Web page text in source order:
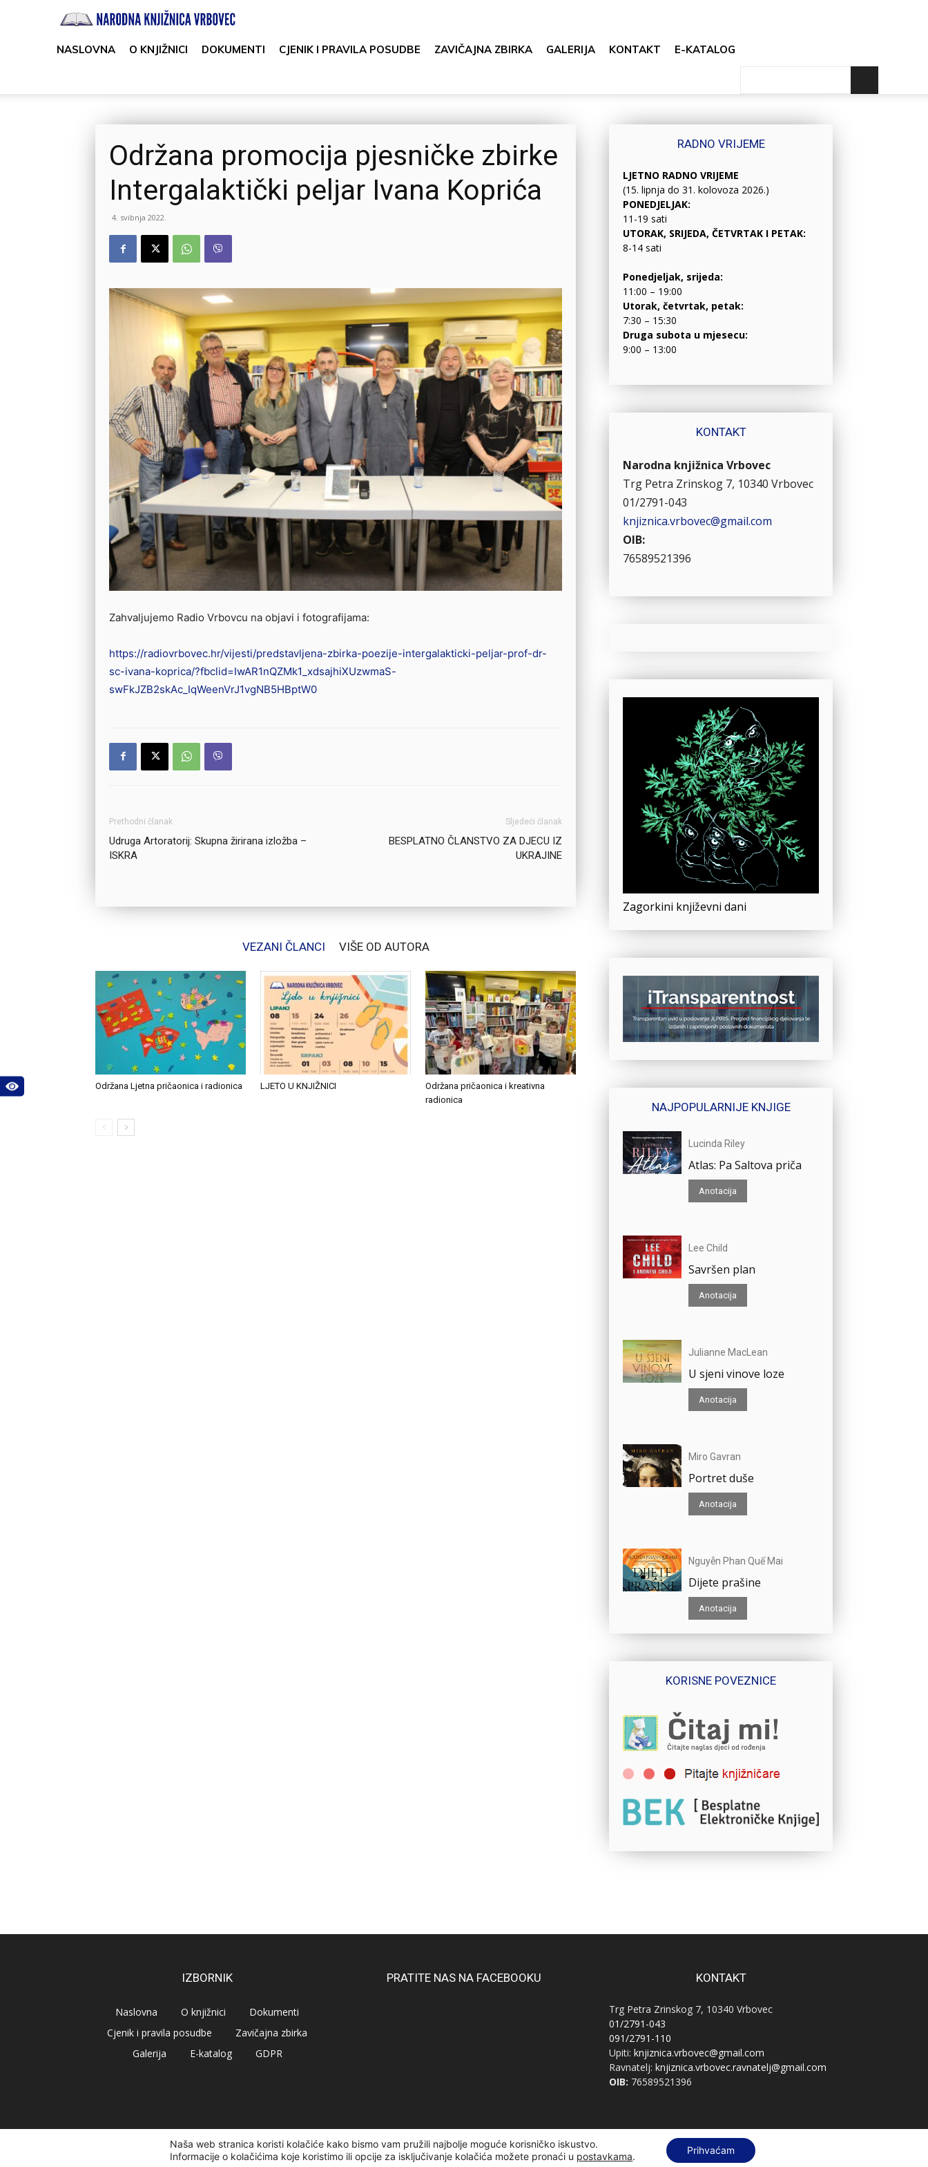
knjižnica
NASLOVNA O KNJIŽNICI DOKUMENTI CJENIK I PRAVILA POSUDBE ZAVIČAJNA ZBIRKA GALERIJA KONTAKT E-KATALOG
Održana promocija pjesničke zbirke
Intergalaktički peljar Ivana Koprića
4. svibnja 2022.
Zahvaljujemo Radio Vrbovcu na objavi i fotografijama:
https://radiovrbovec.hr/vijesti/predstavljena-zbirka-poezije-intergalakticki-peljar-prof-dr-
sc-ivana-koprica/?fbclid=IwAR1nQZMk1_xdsajhiXUzwmaS-
swFkJZB2skAc_IqWeenVrJ1vgNB5HBptW0
Prethodni članak
Udruga Artoratorij: Skupna žirirana izložba –
ISKRA
Sljedeći članak
BESPLATNO ČLANSTVO ZA DJECU IZ
UKRAJINE
VEZANI ČLANCI VIŠE OD AUTORA
Održana Ljetna pričaonica i radionica LJETO U KNJIŽNICI
Održana pričaonica i kreativna
radionica
RADNO VRIJEME
LJETNO RADNO VRIJEME
(15. lipnja do 31. kolovoza 2026.)
PONEDJELJAK:
11-19 sati
UTORAK, SRIJEDA, ČETVRTAK I PETAK:
8-14 sati
Ponedjeljak, srijeda:
11:00 – 19:00
Utorak, četvrtak, petak:
7:30 – 15:30
Druga subota u mjesecu:
9:00 – 13:00
KONTAKT
Narodna knjižnica Vrbovec
Trg Petra Zrinskog 7, 10340 Vrbovec
01/2791-043
knjiznica.vrbovec@gmail.com
OIB:
76589521396
Zagorkini književni dani
NAJPOPULARNIJE KNJIGE
Lucinda Riley
Atlas: Pa Saltova priča
Anotacija
Lee Child
Savršen plan
Anotacija
Julianne MacLean
U sjeni vinove loze
Anotacija
Miro Gavran
Portret duše
Anotacija
Nguyễn Phan Quế Mai
Dijete prašine
Anotacija
KORISNE POVEZNICE
IZBORNIK
Naslovna O knjižnici
Dokumenti
Cjenik i pravila posudbe
Zavičajna zbirka
Galerija
E-katalog GDPR
PRATITE NAS NA FACEBOOKU KONTAKT
Trg Petra Zrinskog 7, 10340 Vrbovec
01/2791-043
091/2791-110
Upiti: knjiznica.vrbovec@gmail.com
Ravnatelj: knjiznica.vrbovec.ravnatelj@gmail.com
OIB: 76589521396
© Narodna knjižnica Vrbovec 2020 | Sva prava pridržana | Designed and developed byCurly Code
Naša web stranica koristi kolačiće kako bismo vam pružili najbolje moguće korisničko iskustvo.
Informacije o kolačićima koje koristimo ili opcije za isključivanje kolačića možete pronaći u postavkama.
Prihvaćam